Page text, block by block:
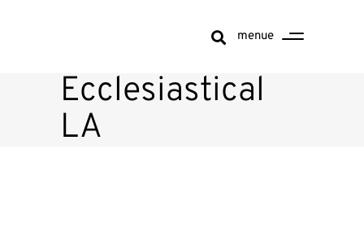
menue
Ecclesiastical
LA